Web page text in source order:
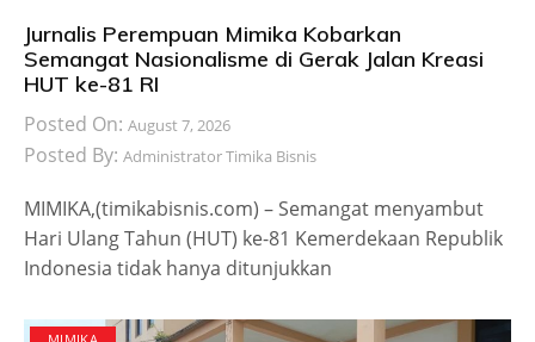
Jurnalis Perempuan Mimika Kobarkan
Semangat Nasionalisme di Gerak Jalan Kreasi
HUT ke-81 RI
Posted On: August 7, 2026
Posted By: Administrator Timika Bisnis
MIMIKA,(timikabisnis.com) – Semangat menyambut
Hari Ulang Tahun (HUT) ke-81 Kemerdekaan Republik
Indonesia tidak hanya ditunjukkan